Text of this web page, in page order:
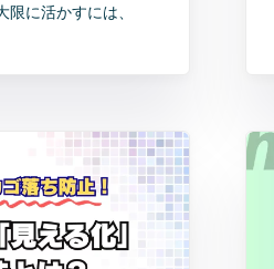
に活かすには、